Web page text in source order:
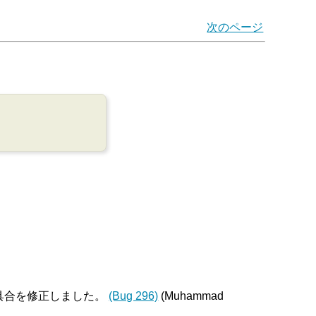
次のページ
を修正しました。 (Bug 296) (Muhammad